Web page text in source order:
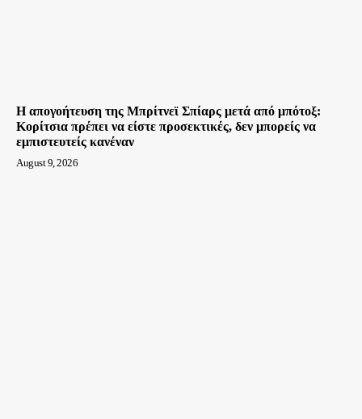
Η απογοήτευση της Μπρίτνεϊ Σπίαρς μετά από μπότοξ:
Κορίτσια πρέπει να είστε προσεκτικές, δεν μπορείς να
εμπιστευτείς κανέναν
August 9, 2026